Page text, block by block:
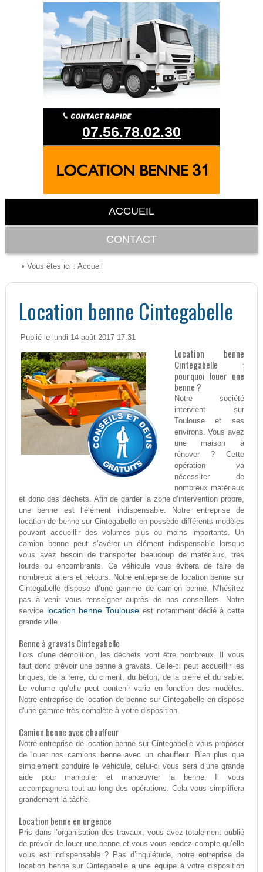
07.56.78.02.30
ACCUEIL
CONTACT
• Vous êtes ici : Accueil
Location benne Cintegabelle
Publié le lundi 14 août 2017 17:31
Location benne
Cintegabelle :
pourquoi louer une
benne ?
Notre société
intervient sur
Toulouse et ses
environs. Vous avez
une maison à
rénover ? Cette
opération va
nécessiter de
nombreux matériaux
et donc des déchets. Afin de garder la zone d’intervention propre,
une benne est l’élément indispensable. Notre entreprise de
location de benne sur Cintegabelle en possède différents modèles
pouvant accueillir des volumes plus ou moins importants. Un
camion benne peut s’avérer un élément indispensable lorsque
vous avez besoin de transporter beaucoup de matériaux, très
lourds ou encombrants. Ce véhicule vous évitera de faire de
nombreux allers et retours. Notre entreprise de location benne sur
Cintegabelle dispose d’une gamme de camion benne. N’hésitez
pas à venir vous renseigner auprès de nos conseillers. Notre
service location benne Toulouse est notamment dédié à cette
grande ville.
Benne à gravats Cintegabelle
Lors d’une démolition, les déchets vont être nombreux. Il vous
faut donc prévoir une benne à gravats. Celle-ci peut accueillir les
briques, de la terre, du ciment, du béton, de la pierre et du sable.
Le volume qu’elle peut contenir varie en fonction des modèles.
Notre entreprise de location de benne sur Cintegabelle en dispose
d'une gamme très complète à votre disposition.
Camion benne avec chauffeur
Notre entreprise de location benne sur Cintegabelle vous proposer
de louer nos camions benne avec un chauffeur. Bien plus que
simplement conduire le véhicule, celui-ci vous sera d’une grande
aide pour manipuler et manœuvrer la benne. Il vous
accompagnera tout au long des opérations. Cela vous simplifiera
grandement la tâche.
Location benne en urgence
Pris dans l’organisation des travaux, vous avez totalement oublié
de prévoir de louer une benne et vous vous rendez compte qu’elle
vous est indispensable ? Pas d’inquiétude, notre entreprise de
location benne sur Cintegabelle a une équipe à votre disposition